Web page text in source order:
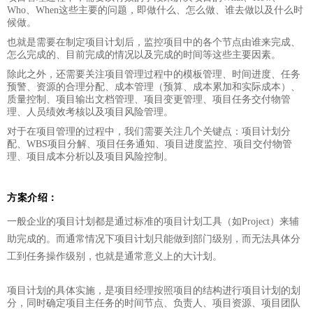
Who、When这些主要的问题，即做什么、怎么做、谁去做以及什么时
候做。
也就是需要在制定项目计划后，监控项目中的各个节点由谁来完成、
怎么完成的、目前完成的情况以及完成的时间等这些主要因素。
除此之外，还需要关注项目管理过程中的模板管理、时间进度、任务
预警、资源的合理分配、成本管理（预算、成本累加和实际成本）、
质量控制、项目输出文档管理、项目变更管理、项目任务交付物管
理、人员绩效考核以及项目风险管理。
对于在项目管理的过程中，我们需要关注几个关键点：项目计划分
配、WBS项目分解、项目任务通知、项目进度监控、项目交付物管
理、项目成本分析以及项目风险控制。
方案介绍：
一般企业的项目计划都是通过标准的项目计划工具（如Project）来辅
助完成的。而通常情况下项目计划只能做到部门级别，而无法具体分
工到任务操作级别，也就是通常意义上的大计划。
项目计划的具体实施，是项目经理按照项目的结构进行项目计划的划
分，同时确定项目主任务的时间节点、负责人、项目资源、项目团队